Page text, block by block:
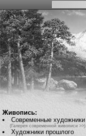
Живопись:
Современные художники
(Галерея современной живописи >>)
Художники прошлого